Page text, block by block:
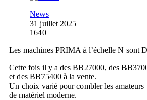
News
31 juillet 2025
1640
Les machines PRIMA à l’échelle N sont
Cette fois il y a des BB27000, des
et des BB75400 à la vente.
Un choix varié pour combler les amateurs
de matériel moderne.